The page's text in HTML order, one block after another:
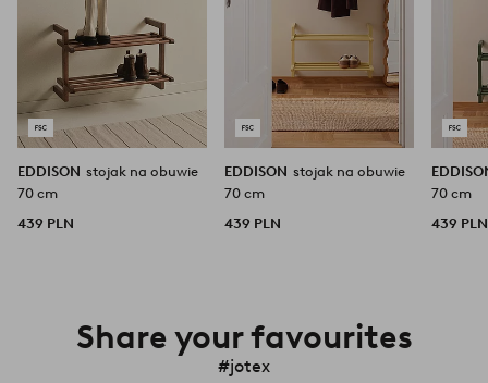
EDDISON stojak na obuwie
70 cm
439 PLN
EDDISON stojak na obuwie
70 cm
439 PLN
70 cm
439 PLN
Share your favourites
#jotex